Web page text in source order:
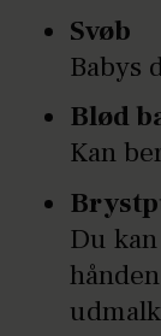
Svøb
Babys
Blød
Kan
Du